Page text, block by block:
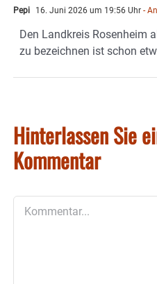
Pepi 16. Juni 2026 um 19:56 Uhr -
Den Landkreis Rosenheim
zu bezeichnen ist schon
Hinterlassen Sie
Kommentar